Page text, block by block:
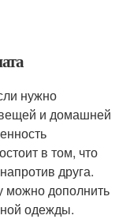
нужно
и домашней
в том, что
друга.
можно дополнить
одежды.